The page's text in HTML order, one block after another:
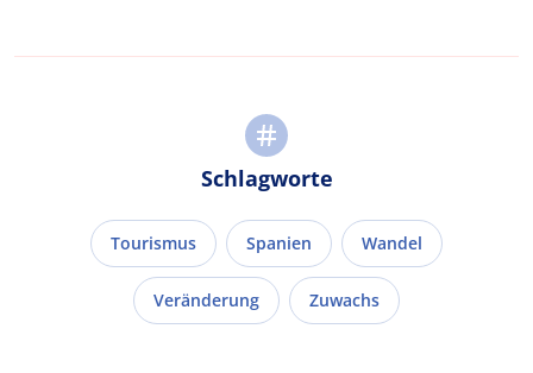
Schlagworte
Tourismus Spanien Wandel
Veränderung Zuwachs